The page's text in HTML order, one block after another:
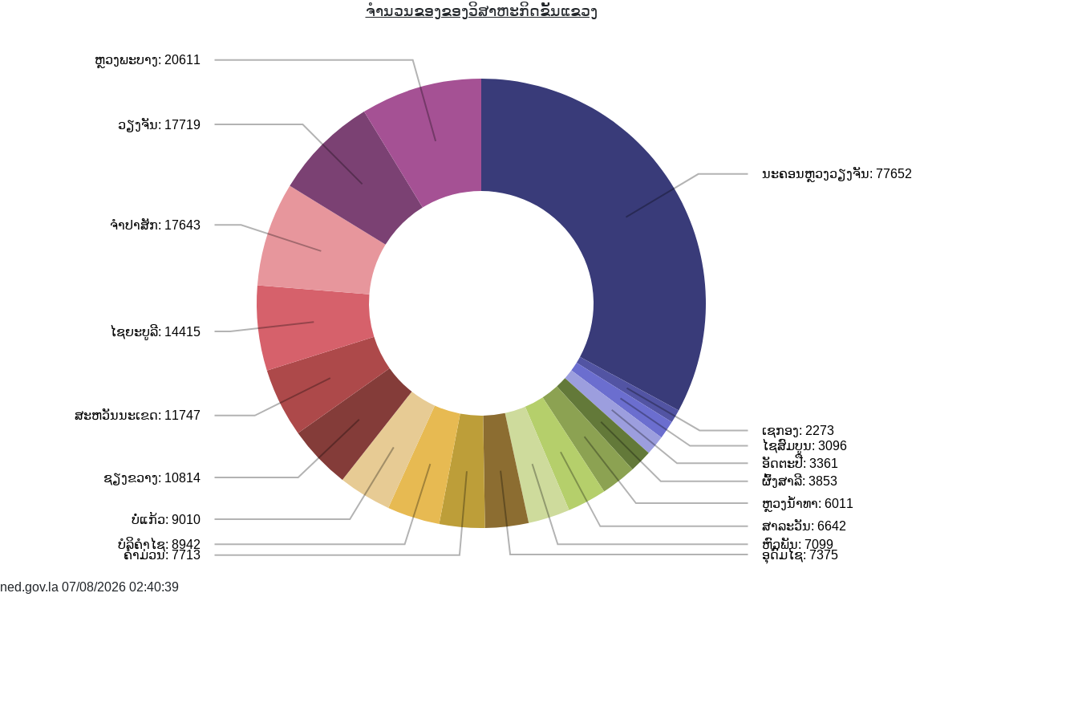
ຈຳນວນຂອງຂອງວິສາຫະກິດຂັ້ນແຂວງ
ນະຄອນຫຼວງວຽງຈັນ: 77652
ເຊກອງ: 2273
ໄຊສົມບູນ: 3096
ອັດຕະປື: 3361
ຜົ້ງສາລີ: 3853
ຫຼວງນ້ຳທາ: 6011
ສາລະວັນ: 6642
ຫົວພັນ: 7099
ອຸດົມໄຊ: 7375
ຄຳມ່ວນ: 7713
ບໍລິຄຳໄຊ: 8942
ບໍ່ແກ້ວ: 9010
ຊຽງຂວາງ: 10814
ສະຫວັນນະເຂດ: 11747
ໄຊຍະບູລີ: 14415
ຈຳປາສັກ: 17643
ວຽງຈັນ: 17719
ຫຼວງພະບາງ: 20611
ned.gov.la 07/08/2026 02:40:39